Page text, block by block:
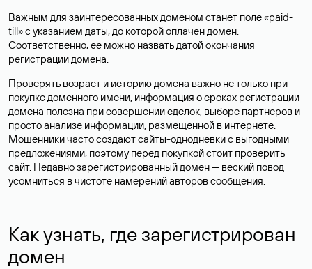
Важным для заинтересованных доменом станет поле «paid-
till» с указанием даты, до которой оплачен домен.
Соответственно, ее можно назвать датой окончания
регистрации домена.
Проверять возраст и историю домена важно не только при
покупке доменного имени, информация о сроках регистрации
домена полезна при совершении сделок, выборе партнеров и
просто анализе информации, размещенной в интернете.
Мошенники часто создают сайты-однодневки с выгодными
предложениями, поэтому перед покупкой стоит проверить
сайт. Недавно зарегистрированный домен — веский повод
усомниться в чистоте намерений авторов сообщения.
Как узнать, где зарегистрирован
домен